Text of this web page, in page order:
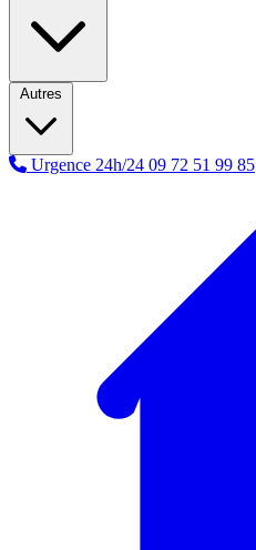
Autres
Urgence 24h/24 09 72 51 99 85